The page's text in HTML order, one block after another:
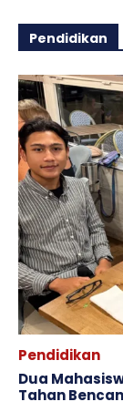
Pendidikan
Pendidikan
Dua
Tahan